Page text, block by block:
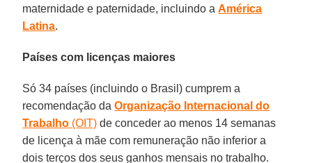
maternidade e paternidade, incluindo aAmérica
Latina.
Países com licenças maiores
Só 34 países (incluindo o Brasil) cumprem a
recomendação daOrganização Internacional do
Trabalho (OIT) de conceder ao menos 14 semanas
de licença à mãe com remuneração não inferior a
dois terços dos seus ganhos mensais no trabalho.